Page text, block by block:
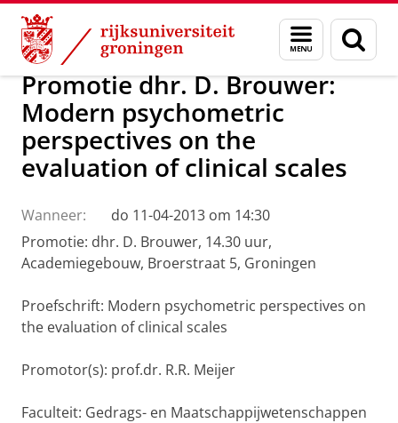
Skip
Content
Skip
Navigation
Menu
en
zoeken
Over ons Actueel Nieuws
Promotie dhr. D. Brouwer:
Modern psychometric
perspectives on the
evaluation of clinical scales
Wanneer:
do 11-04-2013 om 14:30
Promotie: dhr. D. Brouwer, 14.30 uur,
Academiegebouw, Broerstraat 5, Groningen
Proefschrift: Modern psychometric perspectives on
the evaluation of clinical scales
Promotor(s): prof.dr. R.R. Meijer
Faculteit: Gedrags- en Maatschappijwetenschappen